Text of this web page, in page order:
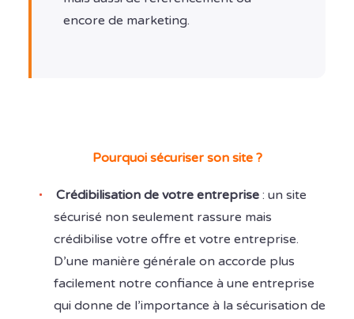
encore de marketing.
Pourquoi sécuriser son site ?
Crédibilisation de votre entreprise : un site
sécurisé non seulement rassure mais
crédibilise votre offre et votre entreprise.
D’une manière générale on accorde plus
facilement notre confiance à une entreprise
qui donne de l’importance à la sécurisation de